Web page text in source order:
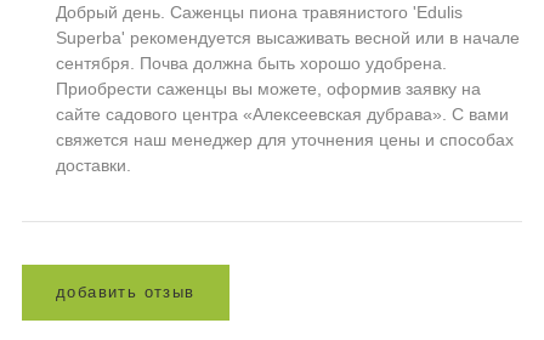
Добрый день. Саженцы пиона травянистого 'Edulis
Superba' рекомендуется высаживать весной или в начале
сентября. Почва должна быть хорошо удобрена.
Приобрести саженцы вы можете, оформив заявку на
сайте садового центра «Алексеевская дубрава». С вами
свяжется наш менеджер для уточнения цены и способах
доставки.
доба вит ь отз ыв